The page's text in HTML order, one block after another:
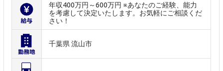
年収400万円～600万円 ※あなたのご経験、能力
を考慮して決定いたします。お気軽にご相談くだ
さい！
千葉県 流山市